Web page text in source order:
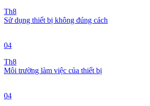
Th8
Sử dụng thiết bị không đúng cách
04
Th8
Môi trường làm việc của thiết bị
04